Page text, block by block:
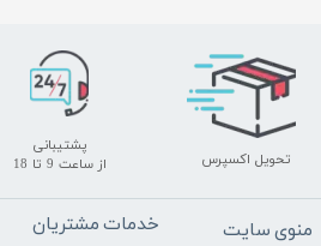
تحویل اکسپرس
پشتیبانی
​​​​​​​از ساعت 9 تا 18
خدمات مشتریان منوی سایت